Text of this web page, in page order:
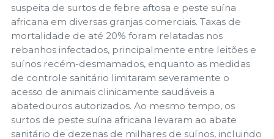
suspeita de surtos de febre aftosa e peste suína
africana em diversas granjas comerciais. Taxas de
mortalidade de até 20% foram relatadas nos
rebanhos infectados, principalmente entre leitões e
suínos recém-desmamados, enquanto as medidas
de controle sanitário limitaram severamente o
acesso de animais clinicamente saudáveis a
abatedouros autorizados. Ao mesmo tempo, os
surtos de peste suína africana levaram ao abate
sanitário de dezenas de milhares de suínos, incluindo